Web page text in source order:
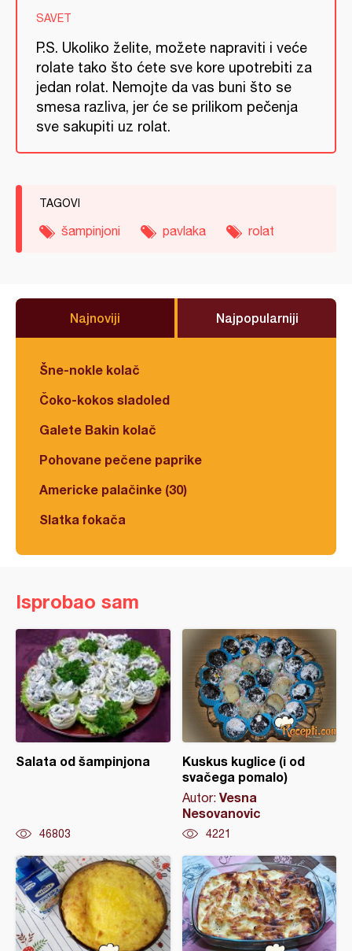
SAVET
P.S. Ukoliko želite, možete napraviti i veće
rolate tako što ćete sve kore upotrebiti za
jedan rolat. Nemojte da vas buni što se
smesa razliva, jer će se prilikom pečenja
sve sakupiti uz rolat.
TAGOVI
šampinjoni pavlaka rolat
Najnoviji Najpopularniji
Šne-nokle kolač
Čoko-kokos sladoled
Galete Bakin kolač
Pohovane pečene paprike
Americke palačinke (30)
Slatka fokača
Isprobao sam
Salata od šampinjona
46803
Kuskus kuglice (i od
svačega pomalo)
Autor: Vesna
Nesovanovic
4221